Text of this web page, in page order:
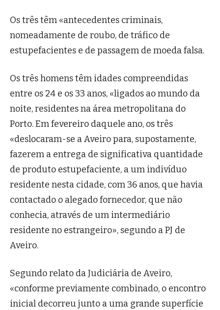
Os três têm «antecedentes criminais,
nomeadamente de roubo, de tráfico de
estupefacientes e de passagem de moeda falsa.
Os três homens têm idades compreendidas
entre os 24 e os 33 anos, «ligados ao mundo da
noite, residentes na área metropolitana do
Porto. Em fevereiro daquele ano, os três
«deslocaram-se a Aveiro para, supostamente,
fazerem a entrega de significativa quantidade
de produto estupefaciente, a um indivíduo
residente nesta cidade, com 36 anos, que havia
contactado o alegado fornecedor, que não
conhecia, através de um intermediário
residente no estrangeiro», segundo a PJ de
Aveiro.
Segundo relato da Judiciária de Aveiro,
«conforme previamente combinado, o encontro
inicial decorreu junto a uma grande superfície